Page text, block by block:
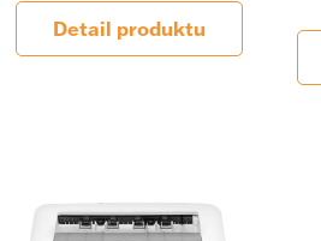
Detail produktu